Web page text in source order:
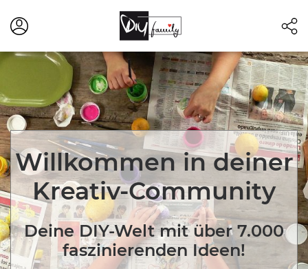
Willkommen in deiner
Kreativ-Community
Deine DIY-Welt mit über 7.000
faszinierenden Ideen!